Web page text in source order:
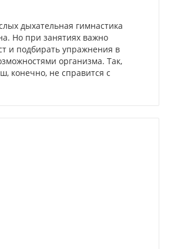
дыхательная гимнастика
Но при занятиях важно
и подбирать упражнения в
организма. Так,
конечно, не справится с